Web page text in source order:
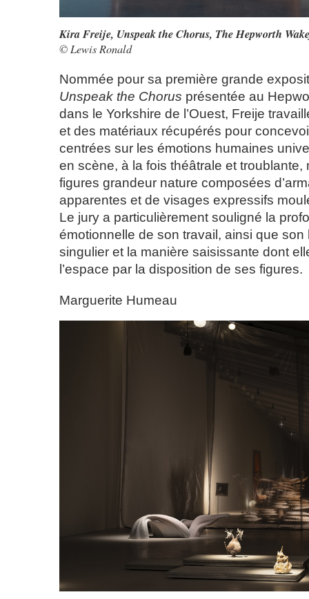
Kira Freije, Unspeak the Chorus, The Hepworth
© Lewis Ronald
Nommée pour sa première grande
Unspeak the Chorus présentée au
dans le Yorkshire de l’Ouest, Freije
et des matériaux récupérés pour
centrées sur les émotions humaines
en scène, à la fois théâtrale et troublante,
figures grandeur nature composées
apparentes et de visages expressifs
Le jury a particulièrement souligné la
émotionnelle de son travail, ainsi que
singulier et la manière saisissante dont
l’espace par la disposition de ses figures.
Marguerite Humeau